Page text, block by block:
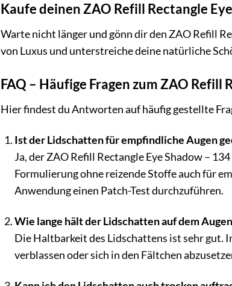
Kaufe deinen ZAO Refill Rectangle
Warte nicht länger und gönn dir den ZAO Refill
von Luxus und unterstreiche deine natürliche
FAQ – Häufige Fragen zum ZAO Refill
Hier findest du Antworten auf häufig gestellte
Ist der Lidschatten für empfindliche Augen
Ja, der ZAO Refill Rectangle Eye Shadow –
Formulierung ohne reizende Stoffe auch für
Anwendung einen Patch-Test durchzuführen.
Wie lange hält der Lidschatten auf dem
Die Haltbarkeit des Lidschattens ist sehr gut.
verblassen oder sich in den Fältchen